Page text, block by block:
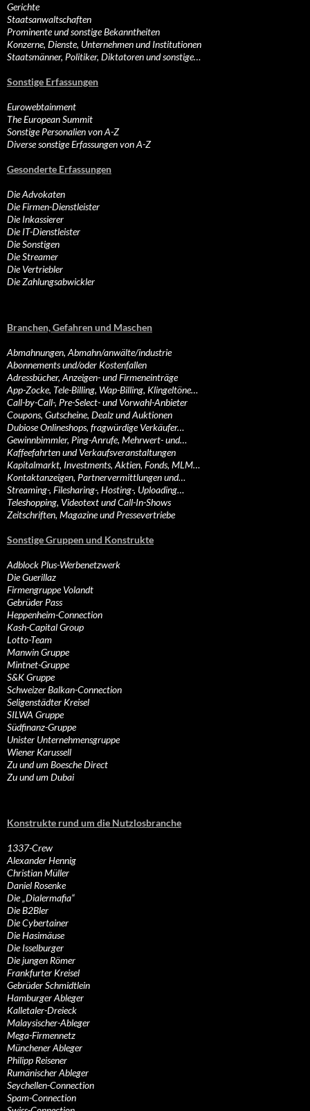
Gerichte
Staatsanwaltschaften
Prominente und sonstige Bekanntheiten
Konzerne, Dienste, Unternehmen und Institutionen
Staatsmänner, Politiker, Diktatoren und sonstige…
Sonstige Erfassungen
Eurowebtainment
The European Summit
Sonstige Personalien von A-Z
Diverse sonstige Erfassungen von A-Z
Gesonderte Erfassungen
Die Advokaten
Die Firmen-Dienstleister
Die Inkassierer
Die IT-Dienstleister
Die Sonstigen
Die Streamer
Die Vertriebler
Die Zahlungsabwickler
Branchen, Gefahren und Maschen
Abmahnungen, Abmahn/anwälte/industrie
Abonnements und/oder Kostenfallen
Adressbücher, Anzeigen- und Firmeneinträge
App-Zocke, Tele-Billing, Wap-Billing, Klingeltöne…
Call-by-Call-, Pre-Select- und Vorwahl-Anbieter
Coupons, Gutscheine, Dealz und Auktionen
Dubiose Onlineshops, fragwürdige Verkäufer…
Gewinnbimmler, Ping-Anrufe, Mehrwert- und…
Kaffeefahrten und Verkaufsveranstaltungen
Kapitalmarkt, Investments, Aktien, Fonds, MLM…
Kontaktanzeigen, Partnervermittlungen und…
Streaming-, Filesharing-, Hosting-, Uploading…
Teleshopping, Videotext und Call-In-Shows
Zeitschriften, Magazine und Pressevertriebe
Sonstige Gruppen und Konstrukte
Adblock Plus-Werbenetzwerk
Die Guerillaz
Firmengruppe Volandt
Gebrüder Pass
Heppenheim-Connection
Kash-Capital Group
Lotto-Team
Manwin Gruppe
Mintnet-Gruppe
S&K Gruppe
Schweizer Balkan-Connection
Seligenstädter Kreisel
SILWA Gruppe
Südfinanz-Gruppe
Unister Unternehmensgruppe
Wiener Karussell
Zu und um Boesche Direct
Zu und um Dubai
Konstrukte rund um die Nutzlosbranche
1337-Crew
Alexander Hennig
Christian Müller
Daniel Rosenke
Die „Dialermafia“
Die B2Bler
Die Cybertainer
Die Hasimäuse
Die Isselburger
Die jungen Römer
Frankfurter Kreisel
Gebrüder Schmidtlein
Hamburger Ableger
Kalletaler-Dreieck
Malaysischer-Ableger
Mega-Firmennetz
Münchener Ableger
Philipp Reisener
Rumänischer Ableger
Seychellen-Connection
Spam-Connection